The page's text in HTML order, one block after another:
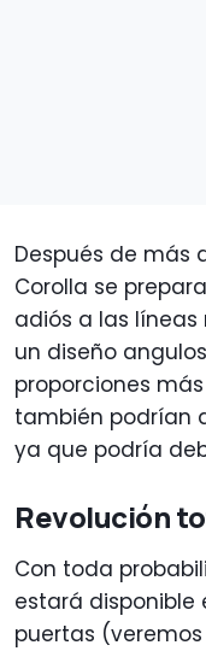
Después de más
Corolla se
adiós a las
un diseño
proporciones
también podrían
ya que podría
Revolución
Con toda
estará disponible
puertas